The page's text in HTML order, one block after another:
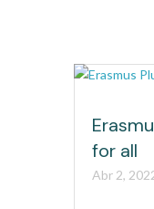
for all
Abr 2,